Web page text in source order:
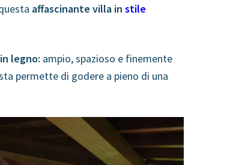
affascinante villa in stile
legno: ampio, spazioso e finemente
permette di godere a pieno di una